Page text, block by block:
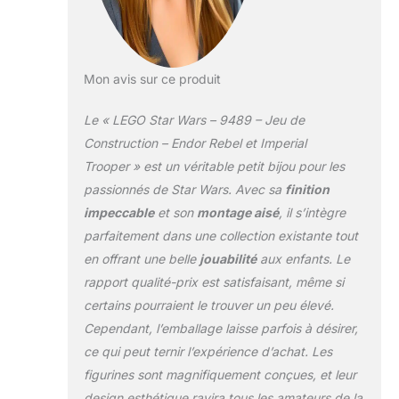
Mon avis sur ce produit
Le « LEGO Star Wars – 9489 – Jeu de
Construction – Endor Rebel et Imperial
Trooper » est un véritable petit bijou pour les
passionnés de Star Wars. Avec sa finition
impeccableet son montage aisé, il s’intègre
parfaitement dans une collection existante tout
en offrant une belle jouabilitéaux enfants. Le
rapport qualité-prix est satisfaisant, même si
certains pourraient le trouver un peu élevé.
Cependant, l’emballage laisse parfois à désirer,
ce qui peut ternir l’expérience d’achat. Les
figurines sont magnifiquement conçues, et leur